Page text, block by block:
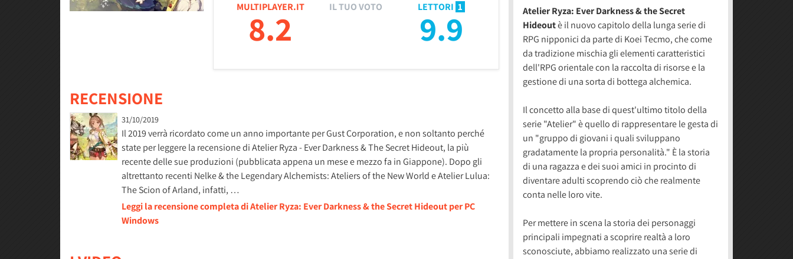
MULTIPLAYER.IT
8.2
LETTORI 1
9.9
IL TUO VOTO
RECENSIONE
31/10/2019
Il 2019 verrà ricordato come un anno importante per Gust Corporation, e non soltanto perché
state per leggere la recensione di Atelier Ryza - Ever Darkness & The Secret Hideout, la più
recente delle sue produzioni (pubblicata appena un mese e mezzo fa in Giappone). Dopo gli
altrettanto recenti Nelke & the Legendary Alchemists: Ateliers of the New World e Atelier Lulua:
The Scion of Arland, infatti, …
Leggi la recensione completa di Atelier Ryza: Ever Darkness & the Secret Hideout per PC
Windows
Atelier Ryza: Ever Darkness & the Secret
Hideoutè il nuovo capitolo della lunga serie di
RPG nipponici da parte di Koei Tecmo, che come
da tradizione mischia gli elementi caratteristici
dell'RPG orientale con la raccolta di risorse e la
gestione di una sorta di bottega alchemica.
Il concetto alla base di quest'ultimo titolo della
serie "Atelier" è quello di rappresentare le gesta di
un "gruppo di giovani i quali sviluppano
gradatamente la propria personalità." È la storia
di una ragazza e dei suoi amici in procinto di
diventare adulti scoprendo ciò che realmente
conta nelle loro vite.
Per mettere in scena la storia dei personaggi
principali impegnati a scoprire realtà a loro
sconosciute, abbiamo realizzato una serie di